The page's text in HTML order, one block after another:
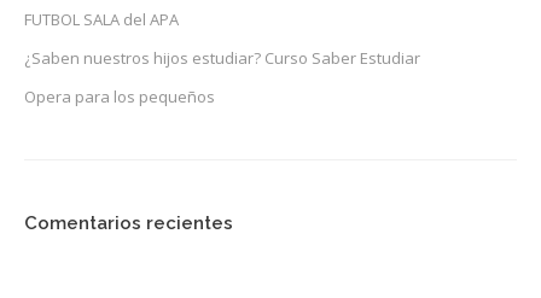
FUTBOL SALA del APA
¿Saben nuestros hijos estudiar? Curso Saber Estudiar
Opera para los pequeños
Comentarios recientes